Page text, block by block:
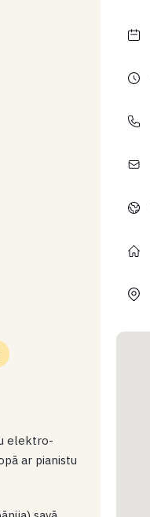
elektro-
ar pianistu